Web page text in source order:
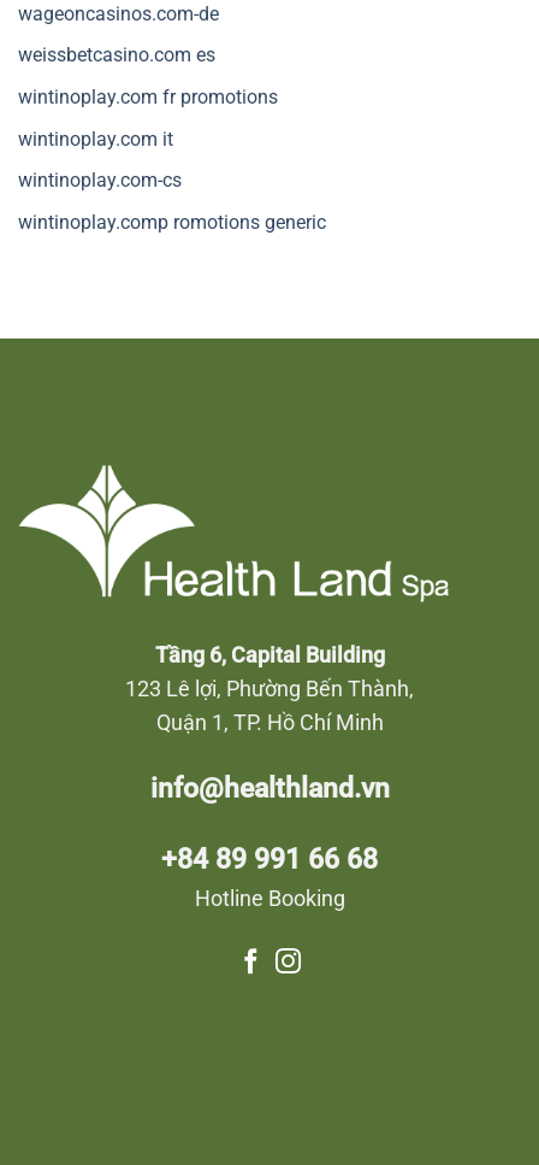
wageoncasinos.com-de
weissbetcasino.com es
wintinoplay.com fr promotions
wintinoplay.com it
wintinoplay.com-cs
wintinoplay.comp romotions generic
Tầng 6, Capital Building
123 Lê lợi, Phường Bến Thành,
Quận 1, TP. Hồ Chí Minh
info@healthland.vn
+84 89 991 66 68
Hotline Booking